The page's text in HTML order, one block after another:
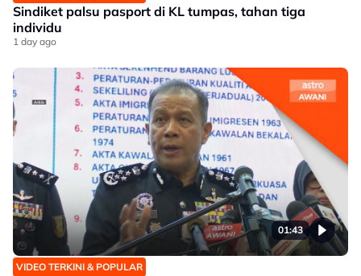
Sindiket palsu pasport di KL tumpas, tahan tiga
individu
1 day ago
01:43
VIDEO TERKINI & POPULAR